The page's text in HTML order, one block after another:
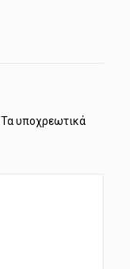
Τα υποχρεωτικά